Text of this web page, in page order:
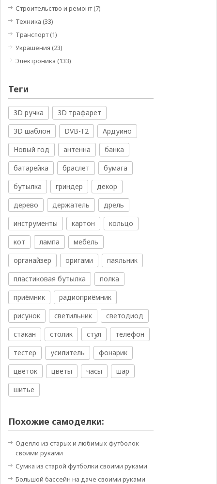
Строительство и ремонт(7)
Техника (33)
Транспорт(1)
Украшения (23)
Электроника (133)
Теги
3D ручка
3D трафарет
3D шаблон
DVB-T2
Ардуино
Новый год
антенна
банка
батарейка
браслет
бумага
бутылка
гриндер
декор
дерево
держатель
дрель
инструменты
картон
кольцо
кот
лампа
мебель
органайзер
оригами
паяльник
пластиковая бутылка
полка
приёмник
радиоприёмник
рисунок
светильник
светодиод
стакан
столик стул
телефон
тестер
усилитель
фонарик
цветок
цветы часы
шар
шитье
Похожие самоделки:
Одеяло из старых и любимых футболок
своими руками
Сумка из старой футболки своими руками
Большой бассейн на даче своими руками